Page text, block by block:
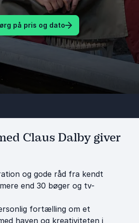
på pris og dato
Claus Dalby giver
og gode råd fra kendt
end 30 bøger og tv-
fortælling om et
haven og kreativiteten i